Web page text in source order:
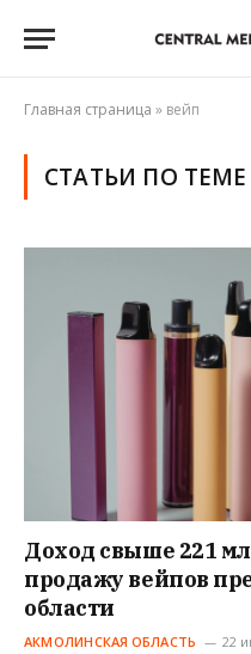
Главная страница » вейп
СТАТЬИ ПО ТЕМЕ
Доход свыше 221
продажу вейпов
области
АКМОЛИНСКАЯ ОБЛАСТЬ 22